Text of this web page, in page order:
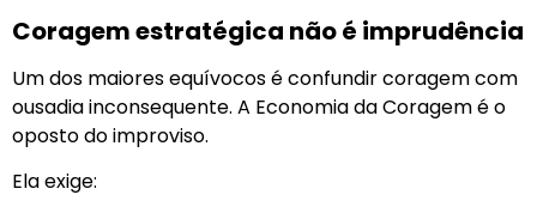
Coragem estratégica não é imprudência
Um dos maiores equívocos é confundir coragem com
ousadia inconsequente. A Economia da Coragem é o
oposto do improviso.
Ela exige: